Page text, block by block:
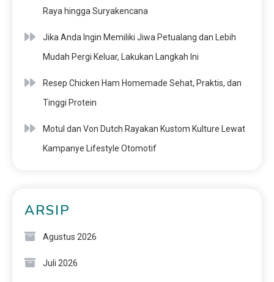
Raya hingga Suryakencana
Jika Anda Ingin Memiliki Jiwa Petualang dan Lebih
Mudah Pergi Keluar, Lakukan Langkah Ini
Resep Chicken Ham Homemade Sehat, Praktis, dan
Tinggi Protein
Motul dan Von Dutch Rayakan Kustom Kulture Lewat
Kampanye Lifestyle Otomotif
ARSIP
Agustus 2026
Juli 2026